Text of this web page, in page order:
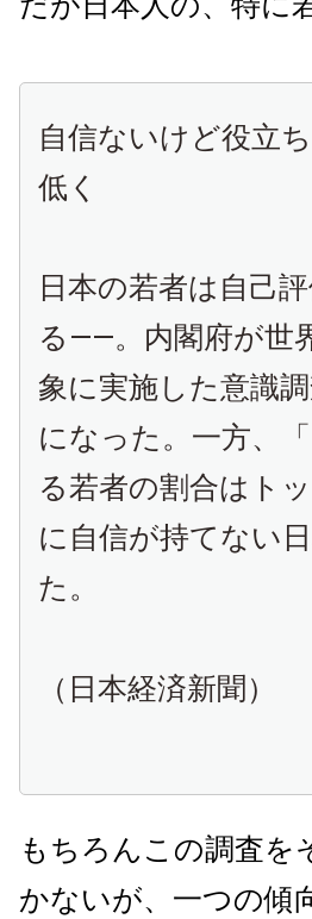
自信ないけど役立
低く
日本の若者は自己
る――。内閣府が世
象に実施した意識
になった。一方、
る若者の割合はト
に自信が持てない
た。
（日本経済新聞）
もちろんこの調査を
かないが、一つの傾